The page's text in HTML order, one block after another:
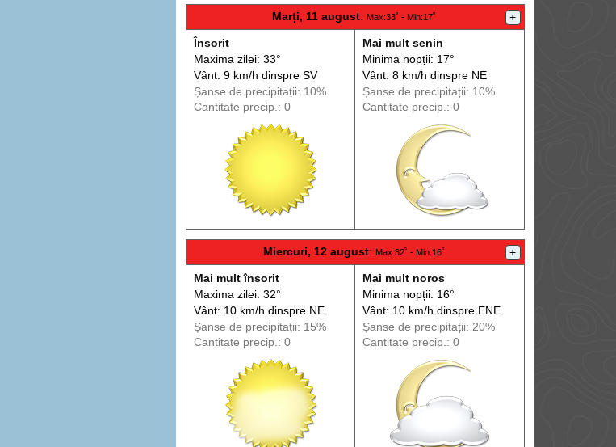
Marți, 11 august: Max:33˚ - Min:17˚ +
Însorit
Maxima zilei: 33°
Vânt: 9 km/h dinspreSV
Șanse de precipitații: 10%
Cantitate precip.: 0
Mai mult senin
Minima nopții: 17°
Vânt: 8 km/h dinspreNE
Șanse de precipitații: 10%
Cantitate precip.: 0
Miercuri, 12 august: Max:32˚ - Min:16˚ +
Mai mult însorit
Maxima zilei: 32°
Vânt: 10 km/h dinspreNE
Șanse de precipitații: 15%
Cantitate precip.: 0
Mai mult noros
Minima nopții: 16°
Vânt: 10 km/h dinspreENE
Șanse de precipitații: 20%
Cantitate precip.: 0